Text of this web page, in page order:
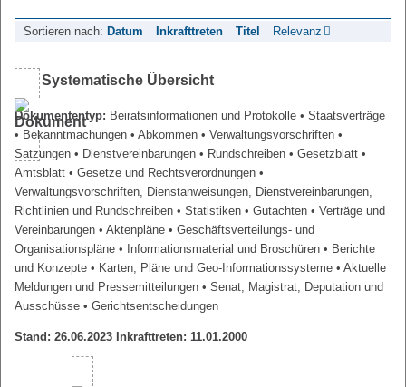
Sortieren nach: Datum Inkrafttreten Titel Relevanz
Systematische Übersicht
Dokumententyp: Beiratsinformationen und Protokolle • Staatsverträge
• Bekanntmachungen • Abkommen • Verwaltungsvorschriften •
Satzungen • Dienstvereinbarungen • Rundschreiben • Gesetzblatt •
Amtsblatt • Gesetze und Rechtsverordnungen •
Verwaltungsvorschriften, Dienstanweisungen, Dienstvereinbarungen,
Richtlinien und Rundschreiben • Statistiken • Gutachten • Verträge und
Vereinbarungen • Aktenpläne • Geschäftsverteilungs- und
Organisationspläne • Informationsmaterial und Broschüren • Berichte
und Konzepte • Karten, Pläne und Geo-Informationssysteme • Aktuelle
Meldungen und Pressemitteilungen • Senat, Magistrat, Deputation und
Ausschüsse • Gerichtsentscheidungen
Stand: 26.06.2023 Inkrafttreten: 11.01.2000